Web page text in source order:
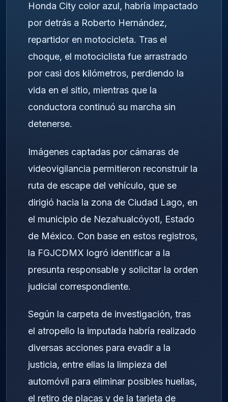
Honda City color azul, habría impactado
por detrás a Roberto Hernández,
repartidor en motocicleta. Tras el
choque, el motociclista fue arrastrado
por casi dos kilómetros, perdiendo la
vida en el sitio, mientras que la
conductora continuó su marcha sin
detenerse.
Imágenes captadas por cámaras de
videovigilancia permitieron reconstruir la
ruta de escape del vehículo, que se
dirigió hacia la zona de Ciudad Lago, en
el municipio de Nezahualcóyotl, Estado
de México. Con base en estos registros,
la FGJCDMX logró identificar a la
presunta responsable y solicitar la orden
judicial correspondiente.
Según la carpeta de investigación, tras
el atropello la imputada habría realizado
diversas acciones para evadir a la
justicia, entre ellas la limpieza del
automóvil para eliminar posibles huellas,
el retiro de placas y de la tarjeta de